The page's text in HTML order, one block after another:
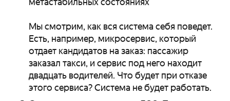
Мы смотрим, как вся система себя поведет.
Есть, например, микросервис, который
отдает кандидатов на заказ: пассажир
заказал такси, и сервис под него находит
двадцать водителей. Что будет при отказе
этого сервиса? Система не будет работать.